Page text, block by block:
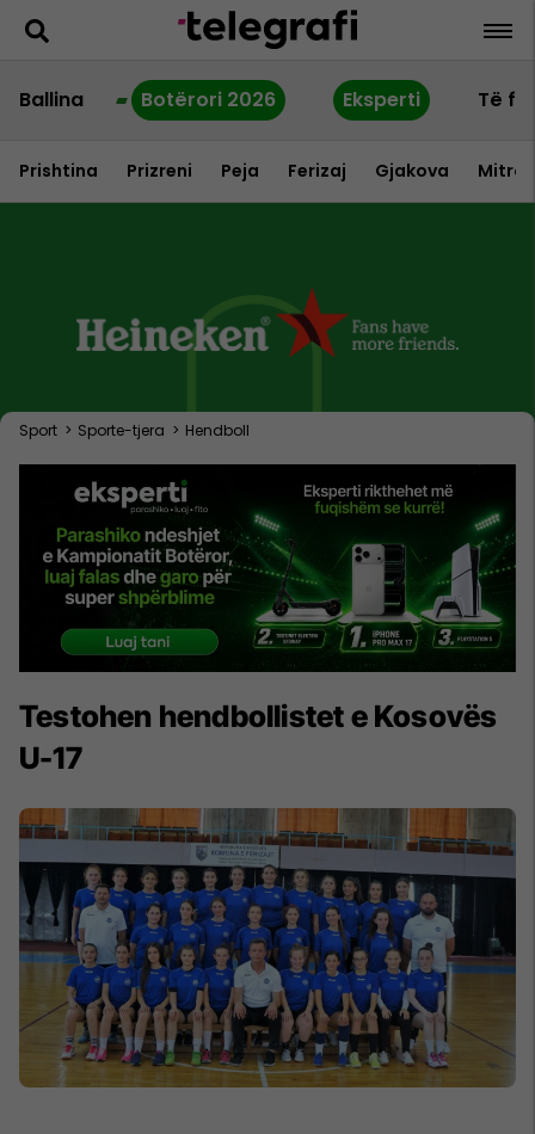
Ballina Botërori 2026 Eksperti Të
Prishtina Prizreni Peja Ferizaj Gjakova
Sport > Sporte-tjera > Hendboll
Testohen hendbollistet e Kosovës
U-17